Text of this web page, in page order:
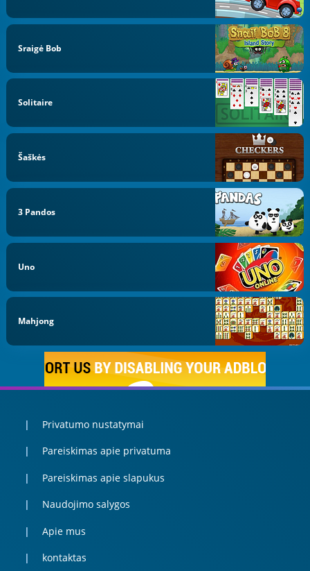
Sraigė Bob
Solitaire
Šaškės
3 Pandos
Uno
Mahjong
Privatumo nustatymai
Pareiskimas apie privatuma
Pareiskimas apie slapukus
Naudojimo salygos
Apie mus
kontaktas